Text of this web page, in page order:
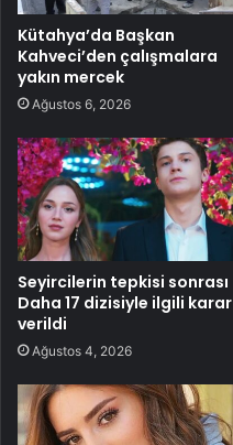
Kütahya’da Başkan
Kahveci’den çalışmalara
yakın mercek
Ağustos 6, 2026
Seyircilerin tepkisi sonrası
Daha 17 dizisiyle ilgili karar
verildi
Ağustos 4, 2026